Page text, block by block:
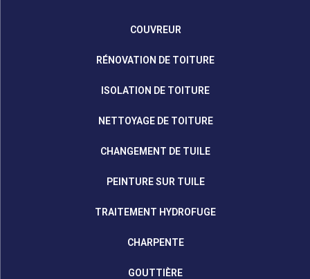
COUVREUR
RÉNOVATION DE TOITURE
ISOLATION DE TOITURE
NETTOYAGE DE TOITURE
CHANGEMENT DE TUILE
PEINTURE SUR TUILE
TRAITEMENT HYDROFUGE
CHARPENTE
GOUTTIÈRE